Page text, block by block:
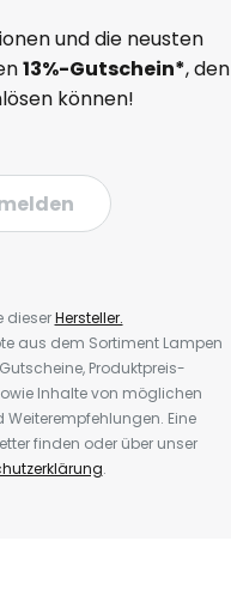
und die neusten
13%-Gutschein*, den
können!
dieserHersteller.
aus dem Sortiment Lampen
Produktpreis-
Inhalte von möglichen
Eine
finden oder über unser
.